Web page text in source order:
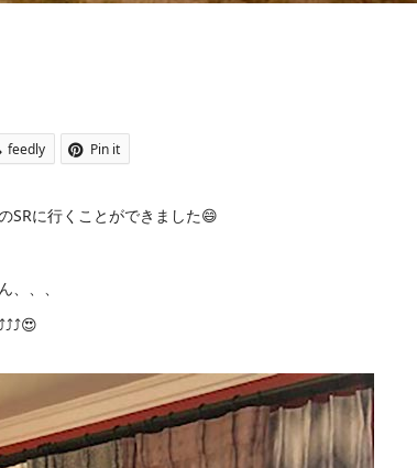
feedly Pin it
SRに行くことができました😄
、、